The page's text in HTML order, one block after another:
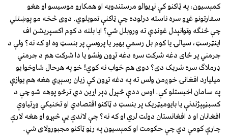
کمېسيون، په ټاکنو کې نړيوالو مرستندويه او همکارو موسيسو او هغو
سفارتونو غړو سره ناسته درلوده چې ټاکنې تمويلوي. دوى څخه مو پوښتلي
چې څنګه وتوانېدل غونډې ته وروبلل شي؟ ايا بلنه د کوم اکسپريشن اف
اينټرسټ، سيالۍ يا کوم بل رسمي بهير يا پروسې پر بنسټ وه او که نه؟ ولې د
جرمني پر ځاى دغه شرکت سره دغه تړون ونشو يا دا شرکت هم د جرمني
ډرملاګ سره شريک دى؟ دوى هم ځواب نه کوي! خو په هرحال شاوخوا يو
ميليارد افغانۍ خوږمن ولس ته په دغه تړون کې زيان رسېږي هغه هم يوازې
په سامان اخيستلو کې. اوس ددې څېړل ډېر اړين دي ترڅو پوهه شو چې د
کسبڼپېژندنې يا بايوميټريک پر بنسټ د ټاکنو اقتصادي او تخنيکي وړتياوې
افغانان او د افغانستان دولت لري او که نه؟ چې لاندې يې څېړو او هغه لارې
چارې کومې دي چې حکومت او کمېسيون په رڼو ټاکنو مجبورولاى شي.